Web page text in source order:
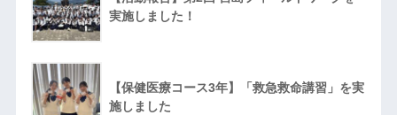
実施しました！
【保健医療コース3年】「救急救命講習」を実
施しました